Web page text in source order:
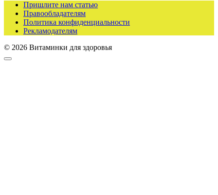
Пришлите нам статью
Правообладателям
Политика конфиденциальности
Рекламодателям
© 2026 Витаминки для здоровья